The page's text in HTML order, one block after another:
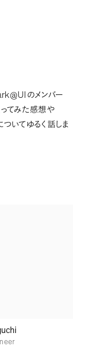
のメンバー
てみた感想や
ついてゆるく話しま